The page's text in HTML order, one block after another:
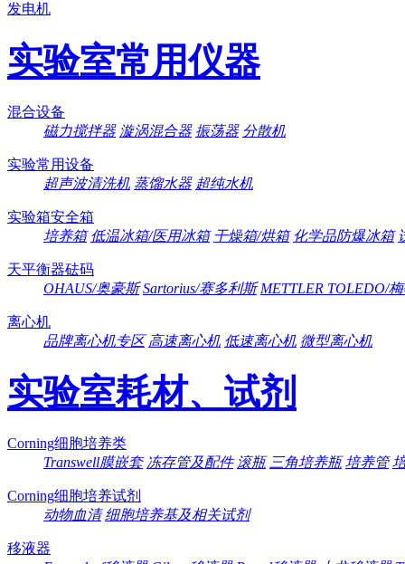
发电机
实验室常用仪器
混合设备
磁力搅拌器 漩涡混合器 振荡器 分散机
实验常用设备
超声波清洗机 蒸馏水器 超纯水机
实验箱安全箱
培养箱 低温冰箱/医用冰箱 干燥箱/烘箱 化学品防爆冰箱
天平衡器砝码
OHAUS/奥豪斯 Sartorius/赛多利斯 METTLER TOLEDO/
离心机
品牌离心机专区 高速离心机 低速离心机 微型离心机
实验室耗材、试剂
Corning细胞培养类
Transwell膜嵌套 冻存管及配件 滚瓶 三角培养瓶 培养管
Corning细胞培养试剂
动物血清 细胞培养基及相关试剂
移液器